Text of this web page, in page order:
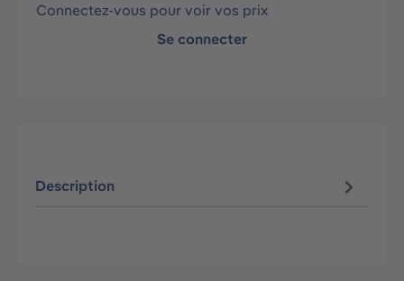
Connectez-vous pour voir vos prix
Se connecter
Description